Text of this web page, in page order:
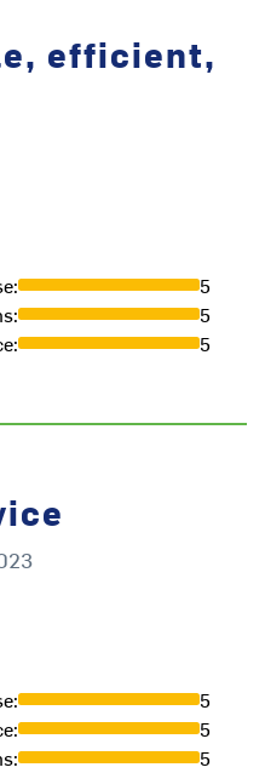
efficient,
:
5
:
5
: 5
:
5
:
5
: 5